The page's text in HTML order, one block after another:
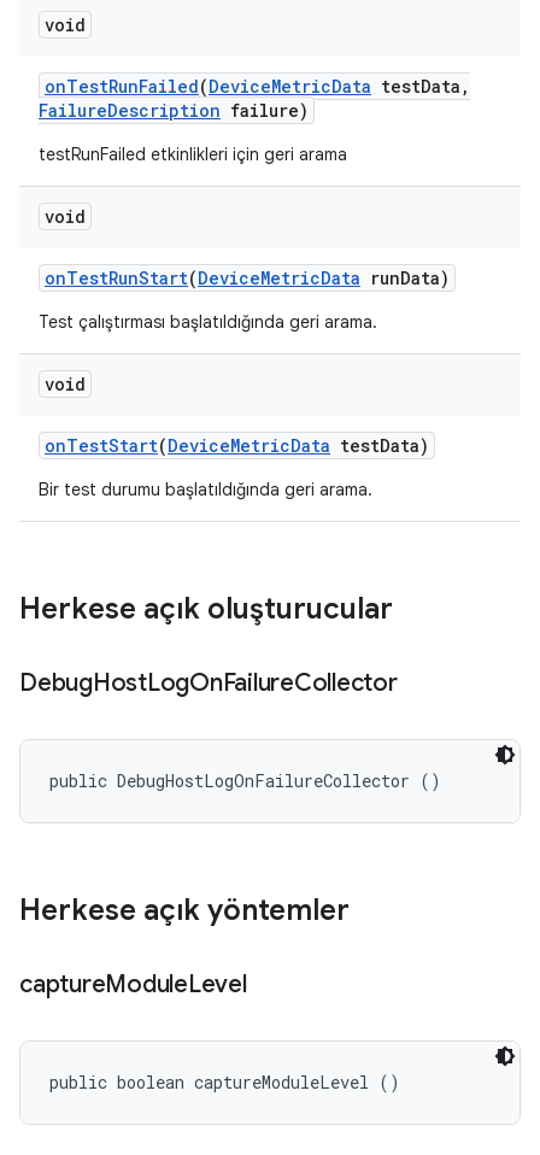
void
onTestRunFailed(DeviceMetricData testData ,
FailureDescription failure)
testRunFailed etkinlikleri için geri arama
void
onTestRunStart(DeviceMetricData runData)
Test çalıştırması başlatıldığında geri arama.
void
onTestStart(DeviceMetricData testData)
Bir test durumu başlatıldığında geri arama.
Herkese açık oluşturucular
DebugHostLogOnFailureCollector
public DebugHostLogOnFailureCollector ()
Herkese açık yöntemler
captureModuleLevel
public boolean captureModuleLevel ()